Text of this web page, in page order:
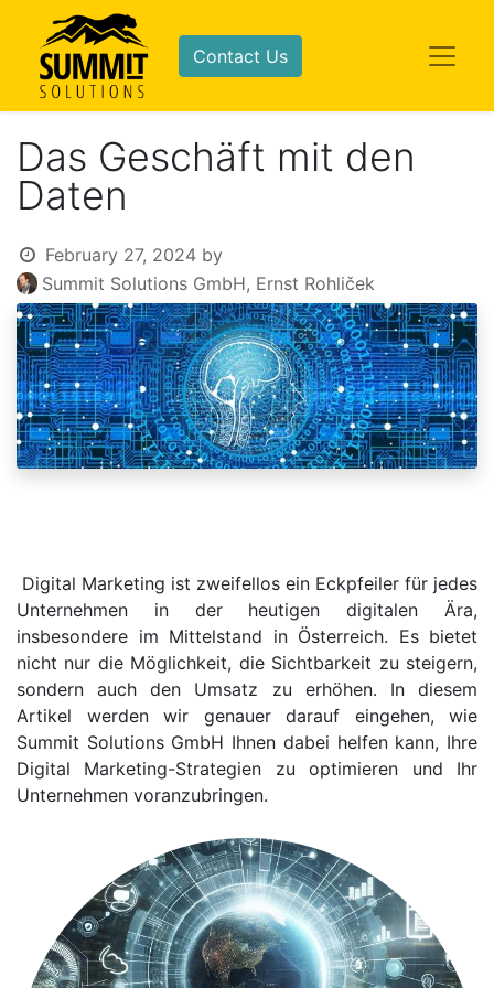
Contact Us
Das Geschäft mit den
Daten
February 27, 2024 by
Summit Solutions GmbH, Ernst Rohliček
Digital Marketing ist zweifellos ein Eckpfeiler für jedes
Unternehmen in der heutigen digitalen Ära,
insbesondere im Mittelstand in Österreich. Es bietet
nicht nur die Möglichkeit, die Sichtbarkeit zu steigern,
sondern auch den Umsatz zu erhöhen. In diesem
Artikel werden wir genauer darauf eingehen, wie
Summit Solutions GmbH Ihnen dabei helfen kann, Ihre
Digital Marketing-Strategien zu optimieren und Ihr
Unternehmen voranzubringen.